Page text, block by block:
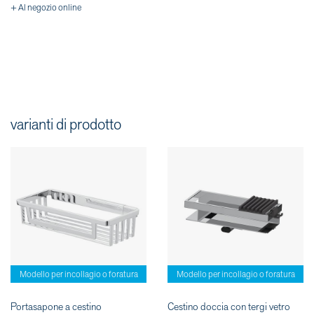
+ Al negozio online
varianti di prodotto
Modello per incollagio o foratura
Portasapone a cestino
Modello per incollagio o foratura
Cestino doccia con tergi vetro